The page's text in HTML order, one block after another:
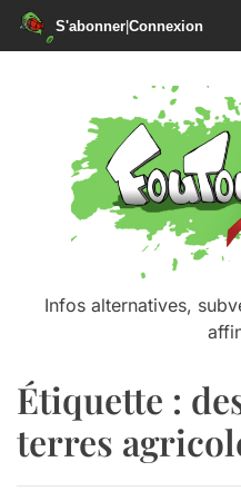
S'abonner|Connexion
Infos alternatives,
Étiquette :
terres